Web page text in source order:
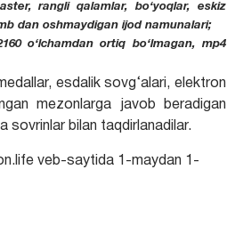
rangli qalamlar, bo‘yoqlar, eskiz
dan oshmaydigan ijod namunalari;
o‘lchamdan ortiq bo‘lmagan, mp4
esdalik sovg‘alari, elektron
mezonlarga javob beradigan
sovrinlar bilan taqdirlanadilar.
veb-saytida 1-maydan 1-